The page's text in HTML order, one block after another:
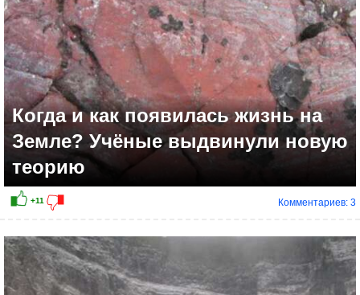
+21
Когда и как появилась жизнь на
Земле? Учёные выдвинули новую
теорию
Комментариев: 3